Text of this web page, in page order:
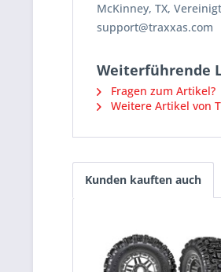
McKinney, TX,
support@traxxas.com
Weiterführende
Fragen zum Artikel?
Weitere Artikel von
Kunden kauften auch